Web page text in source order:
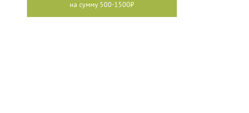
на сумму 500-1500₽